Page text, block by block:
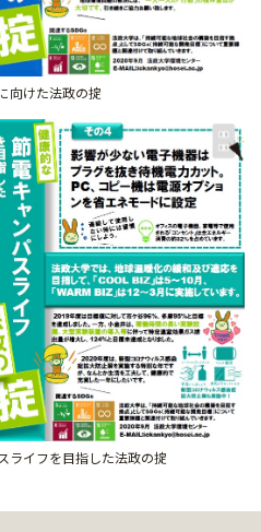
向けた法政の掟
ライフを目指した法政の掟